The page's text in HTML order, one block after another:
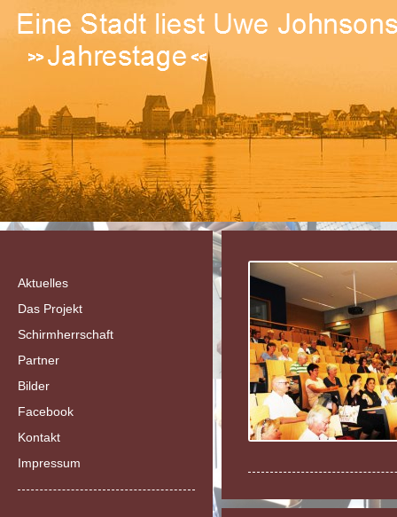
Aktuelles
Das Projekt
Schirmherrschaft
Partner
Bilder
Facebook
Kontakt
Impressum